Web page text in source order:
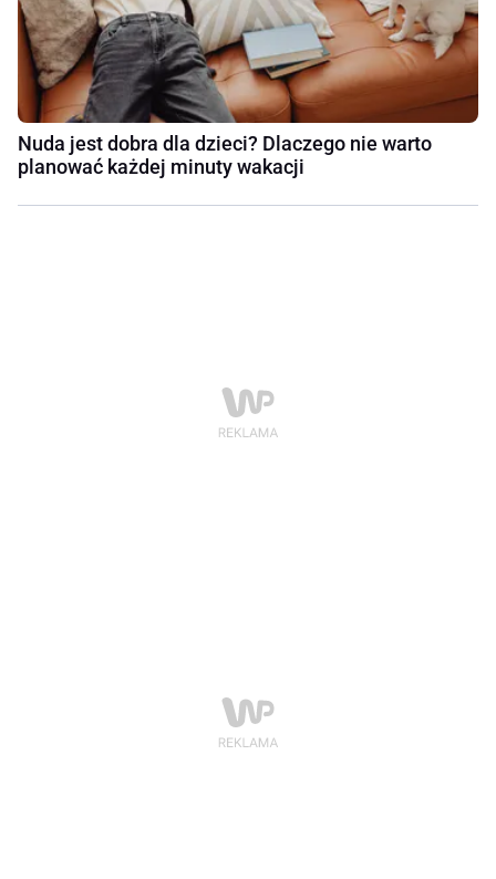
Nuda jest dobra dla dzieci? Dlaczego nie warto
planować każdej minuty wakacji